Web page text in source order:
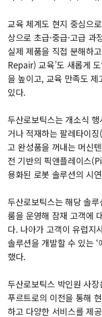
교육 체계도 현지 중심으
상으로 초급·중급·고급
실제 제품을 직접 분해하
Repair) 교육’도 새롭게
을 높이고, 교육 만족도
있다.
두산로보틱스는 개소식
거나 적재하는 팔레타이
고 완성품을 꺼내는 머
전 기반의 픽앤플레이스
용화된 로봇 솔루션의 시
두산로보틱스는 해당 솔
룸을 운영해 잠재 고객에
다. 나아가 고객이 유럽지
솔루션을 개발할 수 있는
했다.
두산로보틱스 박인원 사
푸르트로의 이전을 통해
하고 다양한 서비스를 제